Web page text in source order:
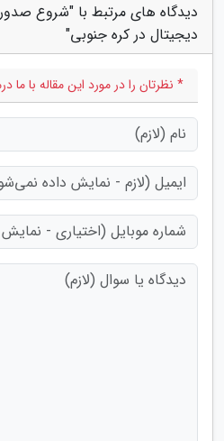
دیدگاه های مرتبط با "شروع صدور
دیجیتال در کره جنوبی"
* نظرتان را در مورد این مقاله با ما